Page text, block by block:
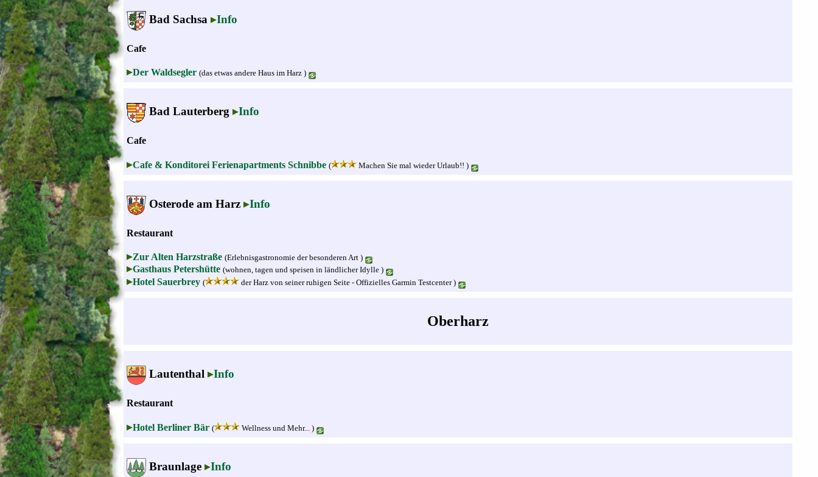
Bad Sachsa Info
Cafe
Der Waldsegler (das etwas andere Haus im Harz )
Bad Lauterberg Info
Cafe
Cafe & Konditorei Ferienapartments Schnibbe ( Machen Sie mal wieder Urlaub!! )
Osterode am Harz Info
Restaurant
Zur Alten Harzstraße (Erlebnisgastronomie der besonderen Art )
Gasthaus Petershütte (wohnen, tagen und speisen in ländlicher Idylle )
Hotel Sauerbrey ( der Harz von seiner ruhigen Seite - Offizielles Garmin Testcenter )
Oberharz
Lautenthal Info
Restaurant
Hotel Berliner Bär ( Wellness und Mehr... )
Braunlage Info